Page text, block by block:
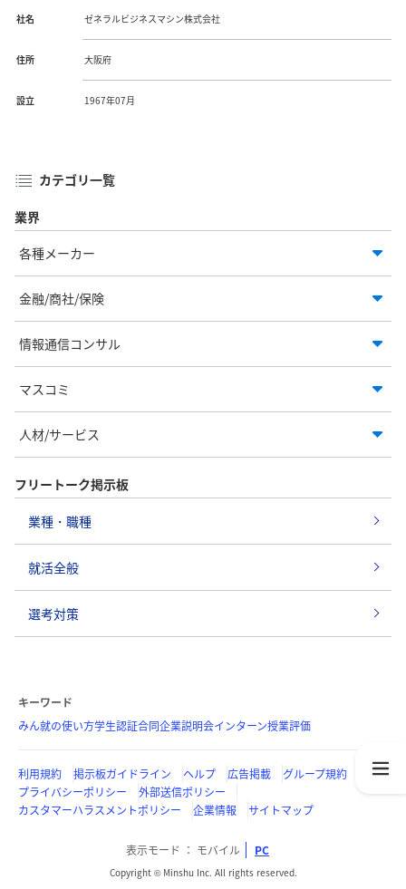
社名 ゼネラルビジネスマシン株式会社
住所 大阪府
設立 1967年07月
カテゴリ一覧
業界
各種メーカー
金融/商社/保険
情報通信コンサル
マスコミ
人材/サービス
フリートーク掲示板
業種・職種
就活全般
選考対策
キーワード
みん就の使い方学生認証合同企業説明会インターン授業評価
利用規約 掲示板ガイドライン ヘルプ 広告掲載
グループ規約
プライバシーポリシー
外部送信ポリシー
カスタマーハラスメントポリシー
企業情報 サイトマップ
表示モード モバイル PC
Copyright © Minshu Inc. All rights reserved.